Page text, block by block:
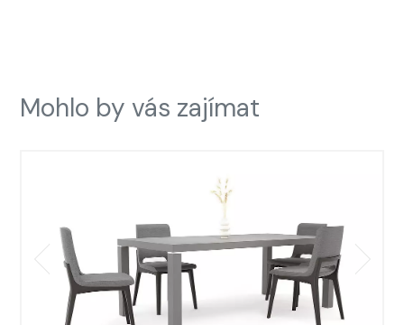
Mohlo by vás zajímat